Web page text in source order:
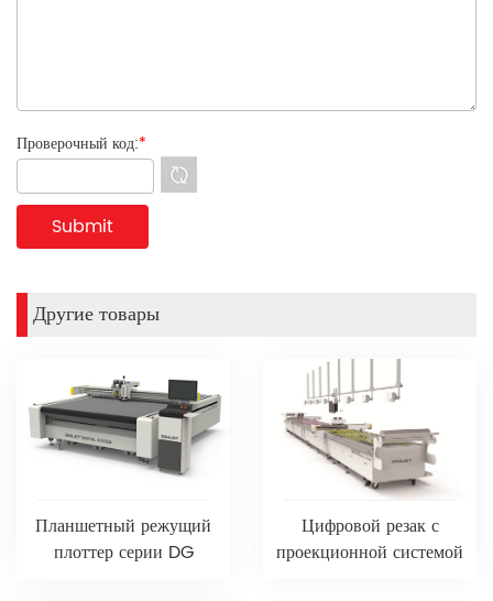
Проверочный код:*
Другие товары
Планшетный режущий
плоттер серии DG
Цифровой резак с
проекционной системой